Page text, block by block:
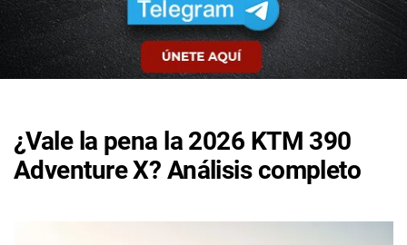
¿Vale la pena la 2026 KTM 390
Adventure X? Análisis completo